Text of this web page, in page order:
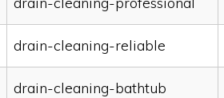
drain-cleaning-reliable
drain-cleaning-bathtub